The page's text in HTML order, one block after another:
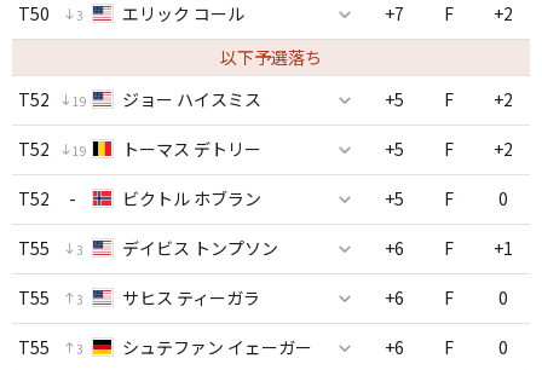
T50 3 エリック コール +7 F
+2
以下予選落ち
T52
19 ジョー ハイスミス +5 F +2
T52 19 トーマス デトリー +5 F +2
T52 - ビクトル ホブラン +5 F 0
T55 3 デイビス トンプソン +6 F +1
T55 3 サヒス ティーガラ +6 F 0
T55 3 シュテファン イェーガー +6 F 0